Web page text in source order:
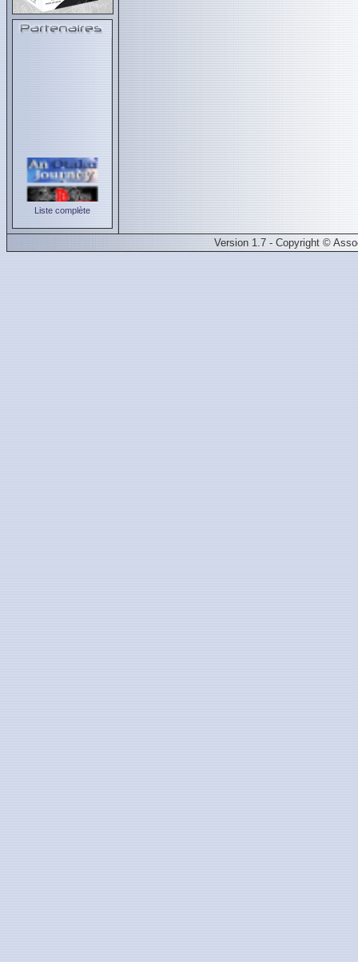
Liste complète
Version 1.7 - Copyright ©